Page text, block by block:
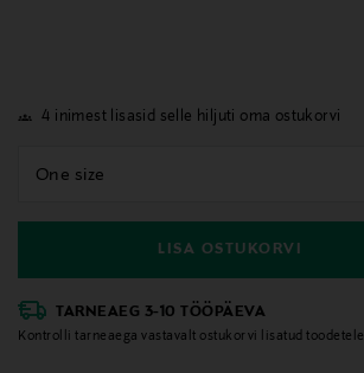
4 inimest lisasid selle hiljuti oma ostukorvi
LISA OSTUKORVI
TARNEAEG 3-10 TÖÖPÄEVA
Kontrolli tarneaega vastavalt ostukorvi lisatud toodetele